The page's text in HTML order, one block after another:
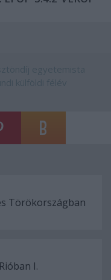
Törökországban
I.